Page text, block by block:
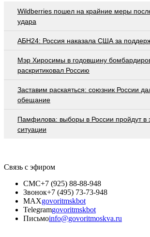
Wildberries пошел на крайние меры
удара
АБН24: Россия наказала США за
Мэр Хиросимы в годовщину
раскритиковал Россию
Заставим раскаяться: союзник России
обещание
Памфилова: выборы в России пройдут в
ситуации
Связь с эфиром
СМС+7 (925) 88-88-948
Звонок+7 (495) 73-73-948
MAXgovoritmskbot
Telegramgovoritmskbot
Письмоinfo@govoritmoskva.ru